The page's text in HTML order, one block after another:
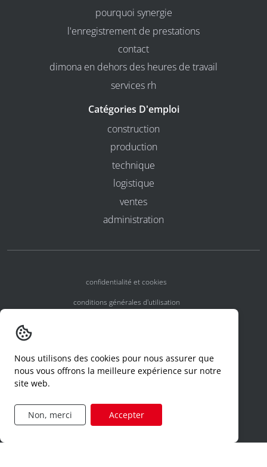
pourquoi synergie
l'enregistrement de prestations
contact
dimona en dehors des heures de travail
services rh
Catégories D'emploi
construction
production
technique
logistique
ventes
administration
confidentialité et cookies
conditions générales d'utilisation
declaration d'un incident
formulaire de demande d'accès
Nous utilisons des cookies pour nous assurer que
nous vous offrons la meilleure expérience sur notre
site web.
Non, merci Accepter